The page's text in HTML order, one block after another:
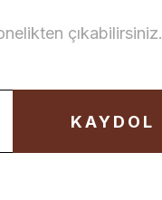
çıkabilirsiniz.
KAYDOL